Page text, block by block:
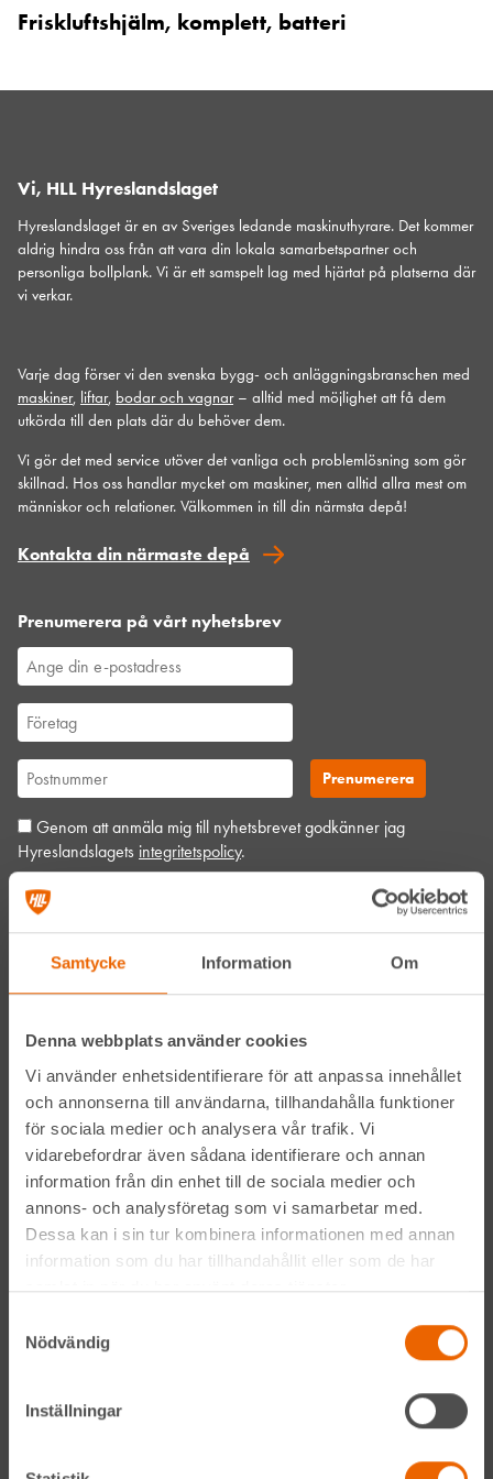
Samtycke Information Om
Denna webbplats använder cookies
Vi använder enhetsidentifierare för att anpassa innehållet
och annonserna till användarna, tillhandahålla funktioner
för sociala medier och analysera vår trafik. Vi
vidarebefordrar även sådana identifierare och annan
information från din enhet till de sociala medier och
annons- och analysföretag som vi samarbetar med.
Dessa kan i sin tur kombinera informationen med annan
information som du har tillhandahållit eller som de har
samlat in när du har använt deras tjänster.
Nödvändig
Inställningar
Friskluftshjälm, komplett, batteri
Vi, HLL Hyreslandslaget
Hyreslandslaget är en av Sveriges ledande maskinuthyrare. Det kommer
aldrig hindra oss från att vara din lokala samarbetspartner och
personliga bollplank. Vi är ett samspelt lag med hjärtat på platserna där
vi verkar.
Varje dag förser vi den svenska bygg- och anläggningsbranschen med
maskiner, liftar, bodar och vagnar– alltid med möjlighet att få dem
utkörda till den plats där du behöver dem.
Vi gör det med service utöver det vanliga och problemlösning som gör
skillnad. Hos oss handlar mycket om maskiner, men alltid allra mest om
människor och relationer. Välkommen in till din närmsta depå!
Kontakta din närmaste depå
Prenumerera på vårt nyhetsbrev
Genom att anmäla mig till nyhetsbrevet godkänner jag
Hyreslandslagets integritetspolicy.
Alltid nära
Facebook
LinkedIn
Navigation
Våra maskiner